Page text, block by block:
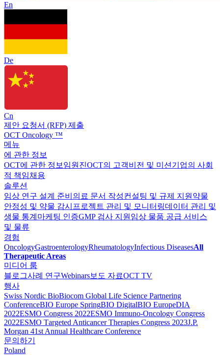
En
De
Cn
제안 요청서 (RFP) 제출
OCT Oncology ™
메뉴
에 관한 정보
OCT에 관한 정보 임원진OCT의 고객비전 및 미션 기업의 사회
적 책임채용
솔루션
임상 연구 설계 준비 의료 문서 작성컨설팅 및 규제 지원 약물
안정성 및 약물 감시 프로젝트 관리 및 모니터링데이터 관리 및
생물 통계 마케팅 인증GMP 검사 지원 임상 물품 공급 서비스
및 물류
경험
OncologyGastroenterologyRheumatologyInfectious DiseasesAll
Therapeutic Areas
미디어 룸
블로그사례 연구Webinars보도 자료OCT TV
행사
Swiss Nordic BioBiocom Global Life Science Partnering
ConferenceBIO Europe SpringBIO DigitalBIO EuropeDIA
2022ESMO Congress 2022ESMO Immuno-Oncology Congress
2022ESMO Тargeted Anticancer Therapies Congress 2023J.P.
Morgan 41st Annual Healthcare Conference
문의하기
Poland